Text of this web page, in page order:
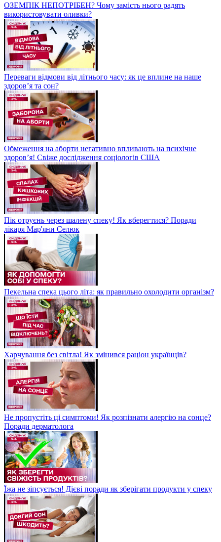
ОЗЕМПІК НЕПОТРІБЕН? Чому замість нього радять
використовувати оливки?
Переваги відмови від літнього часу: як це вплине на наше
здоров’я та сон?
Обмеження на аборти негативно впливають на психічне
здоров’я! Свіже дослідження соціологів США
Пік отруєнь через шалену спеку! Як вберегтися? Поради
лікаря Мар'яни Селюк
Пекельна спека цього літа: як правильно охолодити організм?
Харчування без світла! Як змінився раціон українців?
Не пропустіть ці симптоми! Як розпізнати алергію на сонце?
Поради дерматолога
Їжа не зіпсується! Дієві поради як зберігати продукти у спеку